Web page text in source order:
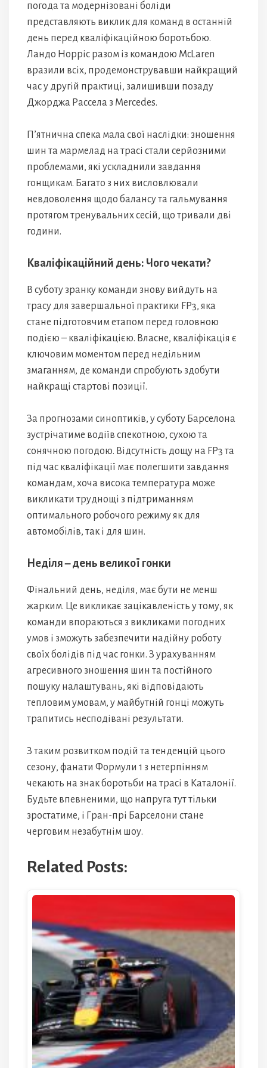
погода та модернізовані боліди
представляють виклик для команд в останній
день перед кваліфікаційною боротьбою.
Ландо Норріс разом із командою McLaren
вразили всіх, продемонструвавши найкращий
час у другій практиці, залишивши позаду
Джорджа Рассела з Mercedes.
П’ятнична спека мала свої наслідки: зношення
шин та мармелад на трасі стали серйозними
проблемами, які ускладнили завдання
гонщикам. Багато з них висловлювали
невдоволення щодо балансу та гальмування
протягом тренувальних сесій, що тривали дві
години.
Кваліфікаційний день: Чого чекати?
В суботу зранку команди знову вийдуть на
трасу для завершальної практики FP3, яка
стане підготовчим етапом перед головною
подією – кваліфікацією. Власне, кваліфікація є
ключовим моментом перед недільним
змаганням, де команди спробують здобути
найкращі стартові позиції.
За прогнозами синоптиків, у суботу Барселона
зустрічатиме водіїв спекотною, сухою та
сонячною погодою. Відсутність дощу на FP3 та
під час кваліфікації має полегшити завдання
командам, хоча висока температура може
викликати труднощі з підтриманням
оптимального робочого режиму як для
автомобілів, так і для шин.
Неділя – день великої гонки
Фінальний день, неділя, має бути не менш
жарким. Це викликає зацікавленість у тому, як
команди впораються з викликами погодних
умов і зможуть забезпечити надійну роботу
своїх болідів під час гонки. З урахуванням
агресивного зношення шин та постійного
пошуку налаштувань, які відповідають
тепловим умовам, у майбутній гонці можуть
трапитись несподівані результати.
З таким розвитком подій та тенденцій цього
сезону, фанати Формули 1 з нетерпінням
чекають на знак боротьби на трасі в Каталонії.
Будьте впевненими, що напруга тут тільки
зростатиме, і Гран-прі Барселони стане
черговим незабутнім шоу.
Related Posts: